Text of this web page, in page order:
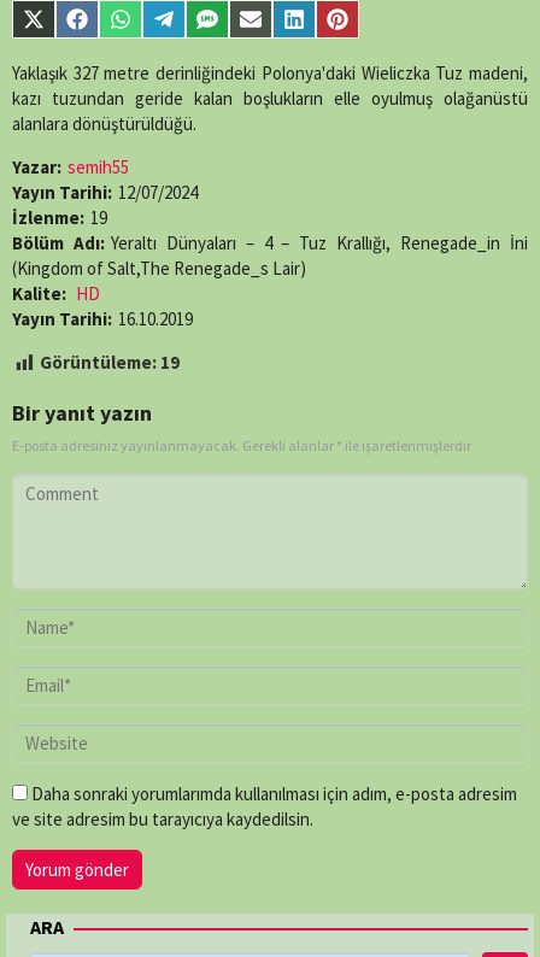
parts/content-
single-
line89
Share
on
X
(Twitter)
Share
on
Facebook
Share
on
WhatsApp
Share
on
Telegram
Share
on
SMS
Share
on
Email
Share
on
LinkedIn
Share
on
Pinterest
Yaklaşık 327 metre derinliğindeki Polonya'daki Wieliczka Tuz madeni,
kazı tuzundan geride kalan boşlukların elle oyulmuş olağanüstü
alanlara dönüştürüldüğü.
Yazar: semih55
Yayın Tarihi: 12/07/2024
İzlenme: 19
Bölüm Adı: Yeraltı Dünyaları – 4 – Tuz Krallığı, Renegade_in İni
(Kingdom of Salt,The Renegade_s Lair)
Kalite: HD
Yayın Tarihi: 16.10.2019
Görüntüleme: 19
Bir yanıt yazın
E-posta adresiniz yayınlanmayacak. Gerekli alanlar * ile işaretlenmişlerdir
Daha sonraki yorumlarımda kullanılması için adım, e-posta adresim
ve site adresim bu tarayıcıya kaydedilsin.
ARA